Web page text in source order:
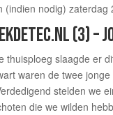
(indien nodig) zaterdag
(3) –
thuisploeg slaagde er
waren de twee
stelden we
die we wilden